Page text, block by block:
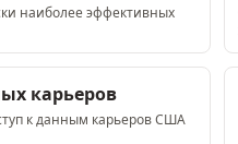
наиболее эффективных
карьеров
к данным карьеров США